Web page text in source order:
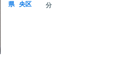
県
央区
分